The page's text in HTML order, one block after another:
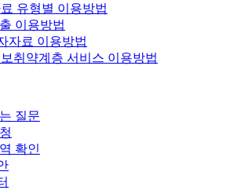
유형별 이용방법
이용방법
자료 이용방법
취약계층 서비스 이용방법
질문
확인